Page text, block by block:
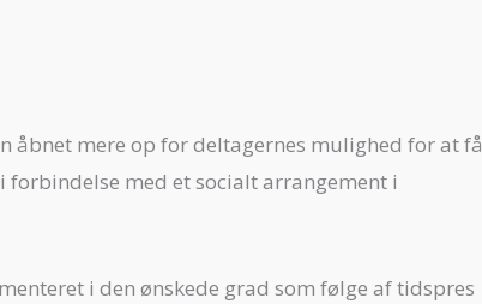
åbnet mere op for deltagernes mulighed for at få
med et socialt arrangement i
i den ønskede grad som følge af tidspres